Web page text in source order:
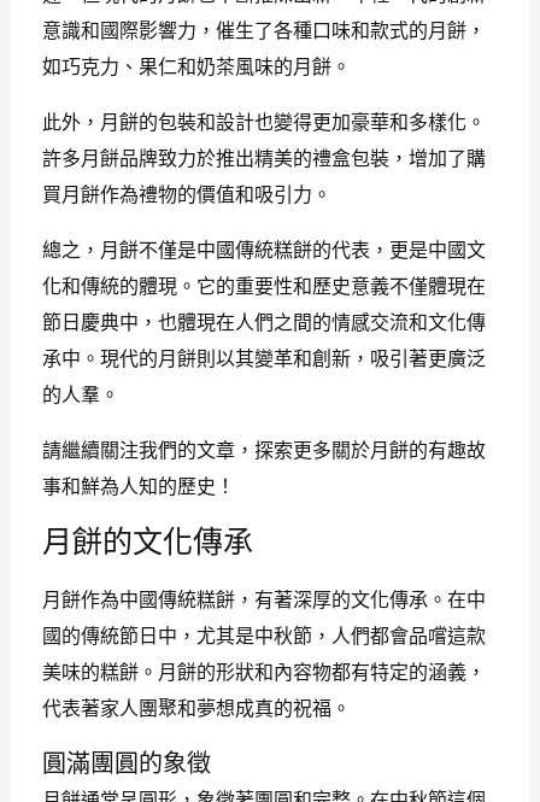
意識和國際影響力，催生了各種口味和款式的月餅，
如巧克力、果仁和奶茶風味的月餅。
此外，月餅的包裝和設計也變得更加豪華和多樣化。
許多月餅品牌致力於推出精美的禮盒包裝，增加了購
買月餅作為禮物的價值和吸引力。
總之，月餅不僅是中國傳統糕餅的代表，更是中國文
化和傳統的體現。它的重要性和歷史意義不僅體現在
節日慶典中，也體現在人們之間的情感交流和文化傳
承中。現代的月餅則以其變革和創新，吸引著更廣泛
的人羣。
請繼續關注我們的文章，探索更多關於月餅的有趣故
事和鮮為人知的歷史！
月餅的文化傳承
月餅作為中國傳統糕餅，有著深厚的文化傳承。在中
國的傳統節日中，尤其是中秋節，人們都會品嚐這款
美味的糕餅。月餅的形狀和內容物都有特定的涵義，
代表著家人團聚和夢想成真的祝福。
圓滿團圓的象徵